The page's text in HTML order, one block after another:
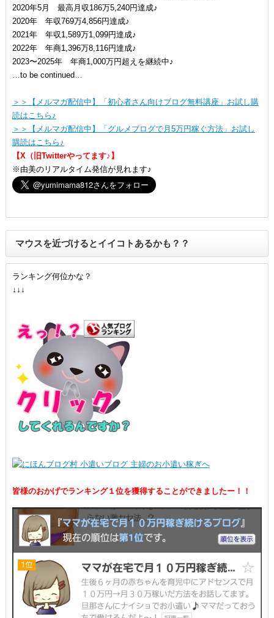
2020年5月 最高月収186万5,240円達成♪
2020年 年収769万4,856円達成♪
2021年 年収1,589万1,099円達成♪
2022年 年商1,396万8,116円達成♪
2023〜2025年 年商1,000万円超えを継続中♪
…to be continued…
＞＞【メルマガ配信中】「初心者さん向けブログ無料講座」お試し購
読はこちら♪
＞＞【メルマガ配信中】「グルメブログで月5万円稼ぐ方法」お試し
購読はこちら♪
【X（旧Twitterやってます♪】
※由美のリアルタイム発信が見れます♪
マウスを近づけるとイイコトあるかも？？
ランキング何位かな？
↓↓↓
皆様のおかげでランキング１位を獲得することができましたー！！